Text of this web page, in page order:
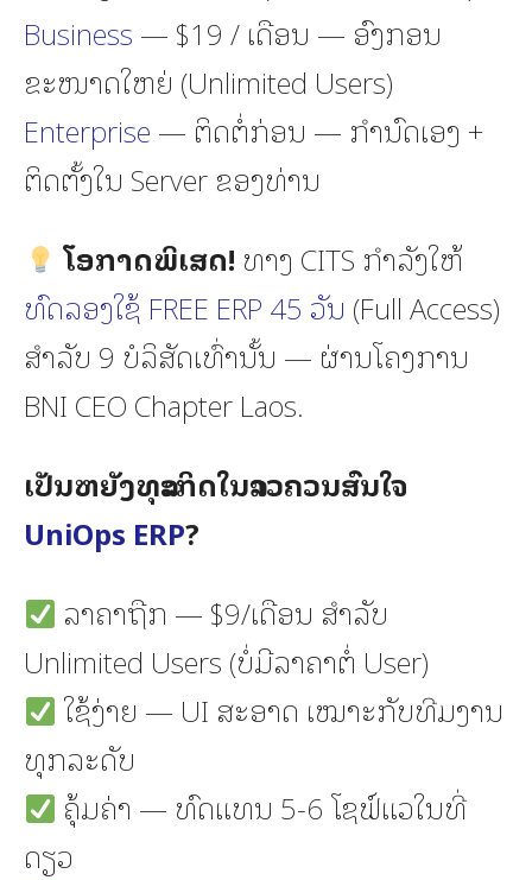
Business — $19 / ເດືອນ — ອົງກອນ
ຂະໜາດໃຫຍ່ (Unlimited Users)
Enterprise — ຕິດຕໍ່ກ່ອນ — ກຳນົດເອງ +
ຕິດຕັ້ງໃນ Server ຂອງທ່ານ
ໂອກາດພິເສດ! ທາງ CITS ກຳລັງໃຫ້
ທົດລອງໃຊ້ FREE ERP 45 ວັນ (Full Access)
ສຳລັບ 9 ບໍລິສັດເທົ່ານັ້ນ — ຜ່ານໂຄງການ
BNI CEO Chapter Laos.
ເປັນຫຍັງທຸລະກິດໃນລາວຄວນສົນໃຈ
UniOps ERP?
ລາຄາຖືກ — $9/ເດືອນ ສຳລັບ
Unlimited Users (ບໍ່ມີລາຄາຕໍ່ User)
ໃຊ້ງ່າຍ — UI ສະອາດ ເໝາະກັບທີມງານ
ທຸກລະດັບ
ຄຸ້ມຄ່າ — ທົດແທນ 5-6 ໂຊຟ໌ແວໃນທີ່
ດຽວ